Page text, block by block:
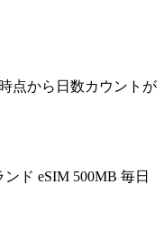
点から日数カウントが
ド eSIM 500MB 毎日